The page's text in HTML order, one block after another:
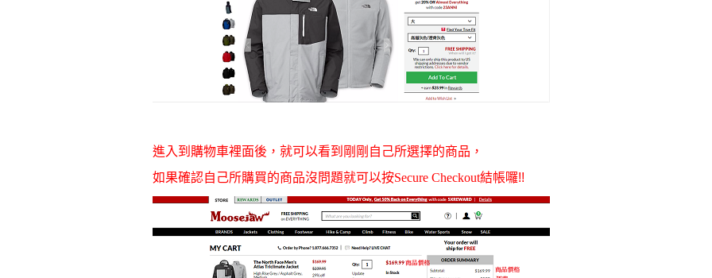
進入到購物車裡面後，就可以看到剛剛自己所選擇的商品，
如果確認自己所購買的商品沒問題就可以按Secure Checkout結帳囉!!